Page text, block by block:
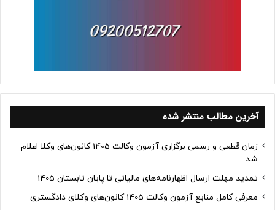
آخرین مطالب منتشر شده
زمان قطعی و رسمی برگزاری آزمون وکالت 1405 کانون‌های وکلا اعلام
شد
تمدید مهلت ارسال اظهارنامه‌های مالیاتی تا پایان تابستان 1405
معرفی کامل منابع آزمون وکالت 1405 کانون‌های وکلای دادگستری